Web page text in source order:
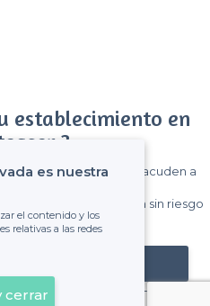
establecimiento en
?
de visitantes que acuden a
pagas una cantidad fija sin riesgo
factura.
es nuestra
el contenido y los
relativas a las redes
cerrar